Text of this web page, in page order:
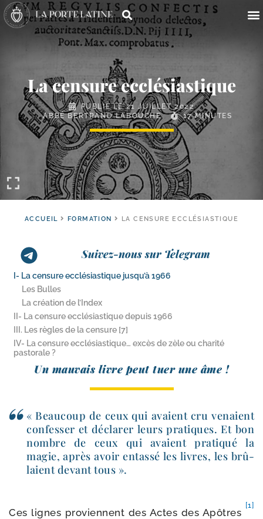
La censure ecclésiastique
PUBLIÉ LE21 JUILLET 2022
ABBÉ BERTRAND LABOUCHE
17 MINUTES
ACCUEIL FORMATION LA CENSURE ECCLÉSIASTIQUE
Suivez-nous sur Telegram
I- La censure ecclésiastique jusqu’à 1966
Les Bulles
La création de l’Index
II- La censure ecclésiastique depuis 1966
III. Les règles de la censure [7]
IV- La censure ecclésiastique… excès de zèle ou charité
pastorale ?
Un mau­vais livre peut tuer une âme !
« Beaucoup de ceux qui avaient cru venaient
confes­ser et décla­rer leurs pra­tiques. Et bon
nombre de ceux qui avaient pra­ti­qué la
magie, après avoir entas­sé les livres, les brû­
laient devant tous ».
Ces lignes pro­viennent des Actes des Apôtres
[1]